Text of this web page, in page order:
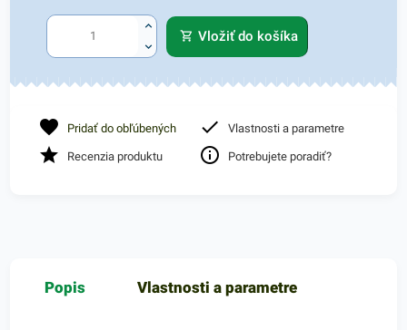
Vložiť do košíka
Pridať do obľúbených Vlastnosti a parametre
Recenzia produktu Potrebujete poradiť?
Popis Vlastnosti a parametre